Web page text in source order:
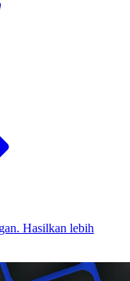
Hasilkan lebih